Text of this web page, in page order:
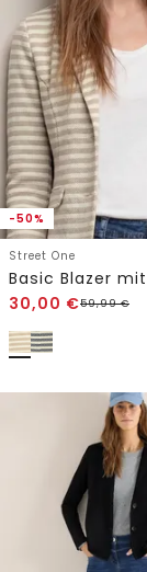
-50%
Street One
30,00 €59,99€